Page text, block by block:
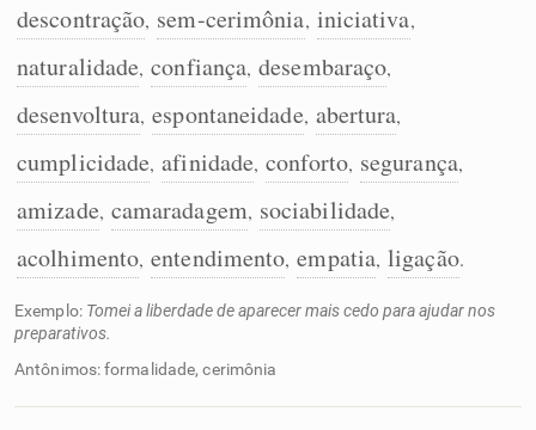
descontração, sem-cerimônia, iniciativa,
naturalidade, confiança, desembaraço,
desenvoltura, espontaneidade, abertura,
cumplicidade, afinidade, conforto, segurança,
amizade, camaradagem, sociabilidade,
acolhimento, entendimento, empatia, ligação.
Exemplo: Tomei a liberdade de aparecer mais cedo para ajudar nos
preparativos.
Antônimos: formalidade, cerimônia